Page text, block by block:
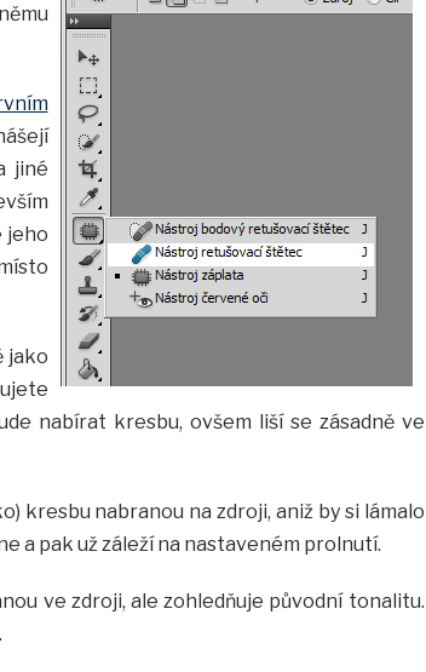
jiné
jeho
jako
nabírat kresbu, ovšem liší se zásadně ve
kresbu nabranou na zdroji, aniž by si lámalo
a pak už záleží na nastaveném prolnutí.
ve zdroji, ale zohledňuje původní tonalitu.